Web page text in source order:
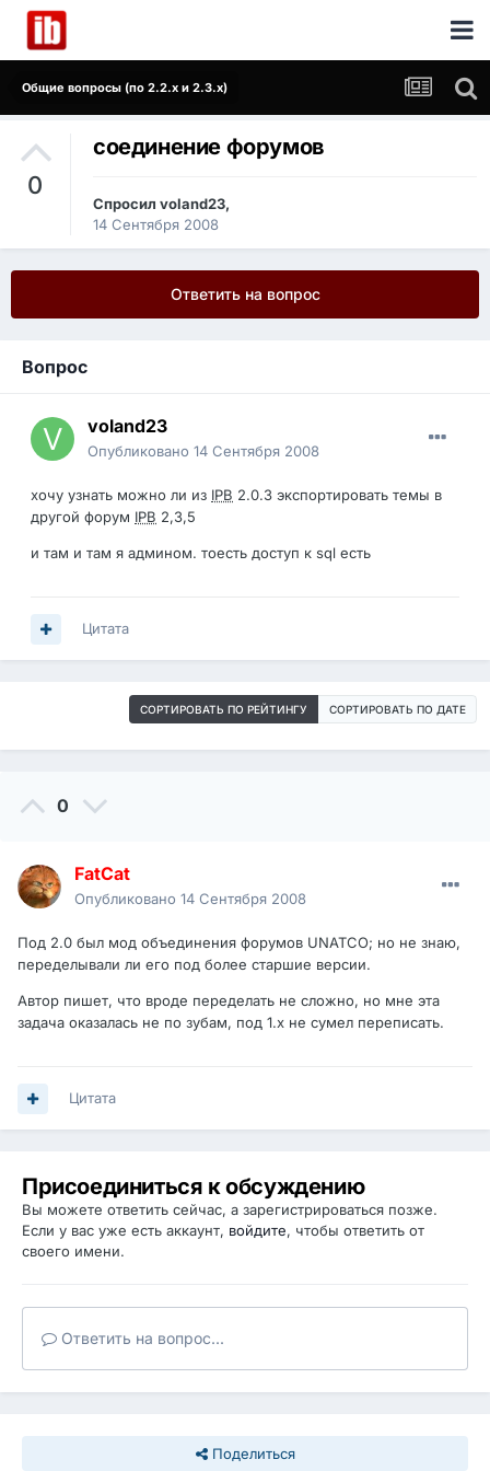
Общие вопросы (по 2.2.x и 2.3.x)
0
соединение форумов
Спросил voland23,
14 Сентября 2008
Ответить на вопрос
Вопрос
voland23
Опубликовано 14 Сентября 2008
хочу узнать можно ли из IPB 2.0.3 экспортировать темы в
другой форум IPB 2,3,5
и там и там я админом. тоесть доступ к sql есть
Цитата
СОРТИРОВАТЬ ПО РЕЙТИНГУ СОРТИРОВАТЬ ПО ДАТЕ
0
FatCat
Опубликовано 14 Сентября 2008
Под 2.0 был мод объединения форумов UNATCO; но не знаю,
переделывали ли его под более старшие версии.
Автор пишет, что вроде переделать не сложно, но мне эта
задача оказалась не по зубам, под 1.х не сумел переписать.
Цитата
Присоединиться к обсуждению
Вы можете ответить сейчас, а зарегистрироваться позже.
Если у вас уже есть аккаунт, войдите, чтобы ответить от
своего имени.
Ответить на вопрос...
Поделиться